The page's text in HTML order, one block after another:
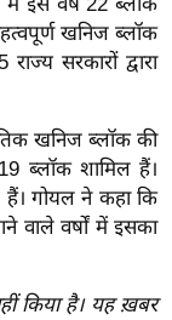
में इस वर्ष 22 ब्लॉक
खनिज ब्लॉक
सरकारों द्वारा
खनिज ब्लॉक की
ब्लॉक शामिल हैं।
गोयल ने कहा कि
वाले वर्षों में इसका
किया है। यह ख़बर